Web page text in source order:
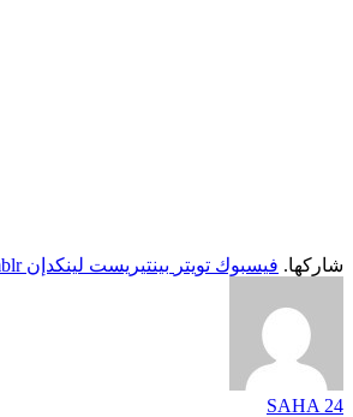
شاركها. فيسبوك تويتر بينتيريست لينكدإن
SAHA 24